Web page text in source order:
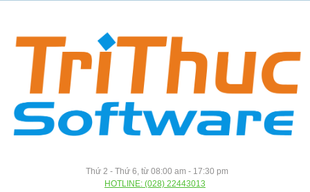
Thứ 2 - Thứ 6, từ 08:00 am - 17:30 pm
HOTLINE: (028) 22443013